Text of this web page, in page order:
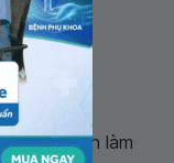
ấm
đến bình làm